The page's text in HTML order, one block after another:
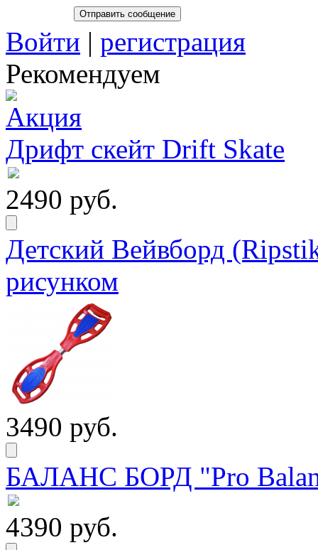
Войти | регистрация
Рекомендуем
Дрифт скейт Drift Skate
2490 руб.
Детский Вейвборд
рисунком
3490 руб.
БАЛАНС БОРД "Pro
4390 руб.